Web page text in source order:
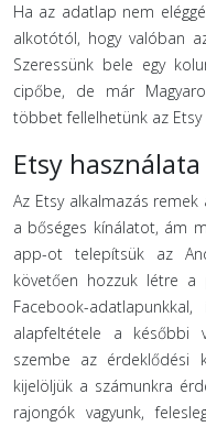
Ha az adatlap nem
alkotótól, hogy valóban
Szeressünk bele egy
cipőbe, de már
többet fellelhetünk az
Etsy használata
Az Etsy alkalmazás
a bőséges kínálatot, ám
app-ot telepítsük az
követően hozzuk létre a
Facebook-
alapfeltétele a későbbi
szembe az érdeklődési
kijelöljük a számunkra
rajongók vagyunk,